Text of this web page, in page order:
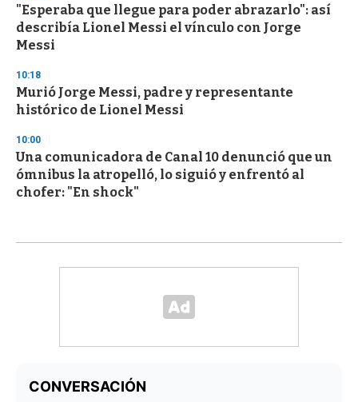
"Esperaba que llegue para poder abrazarlo": así
describía Lionel Messi el vínculo con Jorge
Messi
10:18
Murió Jorge Messi, padre y representante
histórico de Lionel Messi
10:00
Una comunicadora de Canal 10 denunció que un
ómnibus la atropelló, lo siguió y enfrentó al
chofer: "En shock"